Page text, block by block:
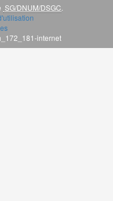
SG/DNUM/DSGC
internet